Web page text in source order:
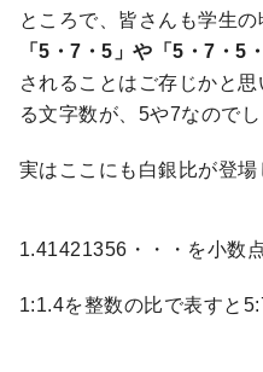
ところで、皆さんも学生
「5・7・5」や「5・7・5
されることはご存じかと
る文字数が、5や7なのでし
実はここにも白銀比が登場
1.41421356・・・を小数
1:1.4を整数の比で表すと